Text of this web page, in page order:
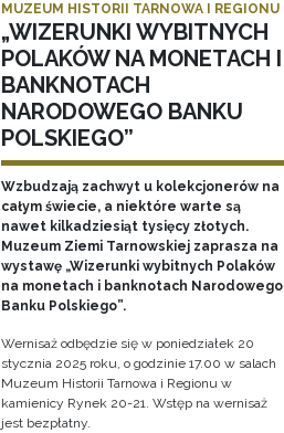
MUZEUM HISTORII TARNOWA I REGIONU
„WIZERUNKI WYBITNYCH
POLAKÓW NA MONETACH I
BANKNOTACH
NARODOWEGO BANKU
POLSKIEGO”
Wzbudzają zachwyt u kolekcjonerów na
całym świecie, a niektóre warte są
nawet kilkadziesiąt tysięcy złotych.
Muzeum Ziemi Tarnowskiej zaprasza na
wystawę „Wizerunki wybitnych Polaków
na monetach i banknotach Narodowego
Banku Polskiego”.
Wernisaż odbędzie się w poniedziałek 20
stycznia 2025 roku, o godzinie 17.00 w salach
Muzeum Historii Tarnowa i Regionu w
kamienicy Rynek 20-21. Wstęp na wernisaż
jest bezpłatny.